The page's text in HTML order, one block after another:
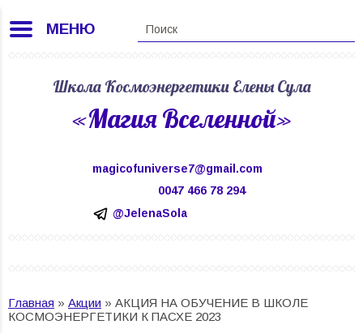
МЕНЮ
Школа Космоэнергетики Елены Сула
«Магия Вселенной»
magicofuniverse7@gmail.com
0047 466 78 294
@JelenaSola
Главная » Акции » АКЦИЯ НА ОБУЧЕНИЕ В ШКОЛЕ
КОСМОЭНЕРГЕТИКИ К ПАСХЕ 2023